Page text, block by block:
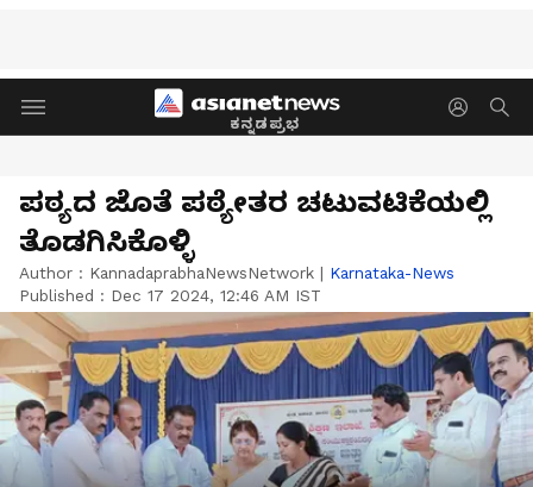
ಕನ್ನಡಪ್ರಭ
ಪಠ್ಯದ ಜೊತೆ ಪಠ್ಯೇತರ ಚಟುವಟಿಕೆಯಲ್ಲಿ
ತೊಡಗಿಸಿಕೊಳ್ಳಿ
Author : KannadaprabhaNewsNetwork | Karnataka-News
Published : Dec 17 2024, 12:46 AM IST